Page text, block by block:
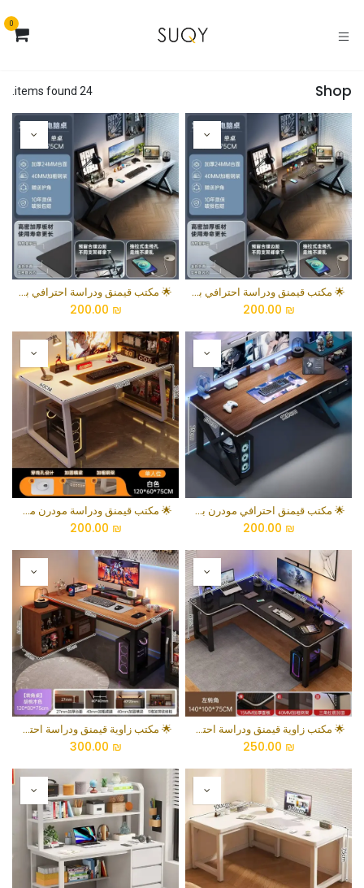
0
Shop
24 items found.
🌟 مكتب قيمنق ودراسة احترافي باللون الأسود الفخم مع هيكل فولاذي مزدوج على شكل حرف X
₪
200.00
🌟 مكتب قيمنق ودراسة احترافي بسطح رخامي أبيض وهيكل فولاذي مزدوج على شكل حرف X
₪
200.00
🌟 مكتب قيمنق احترافي مودرن بسطح خشبي فاخر وهيكل فولاذي على شكل حرف Z
₪
200.00
🌟 مكتب قيمنق ودراسة مودرن مع فتحة تنظيم الكابلات وهيكل فولاذي مقوى
₪
200.00
🌟 مكتب زاوية قيمنق ودراسة احترافي على شكل حرف L بسطح كربوني أسود وهيكل فولاذي معزز
₪
250.00
🌟 مكتب زاوية قيمنق ودراسة احترافي على شكل حرف L بلون خشب الجوز والهيكل الأسود
₪
300.00